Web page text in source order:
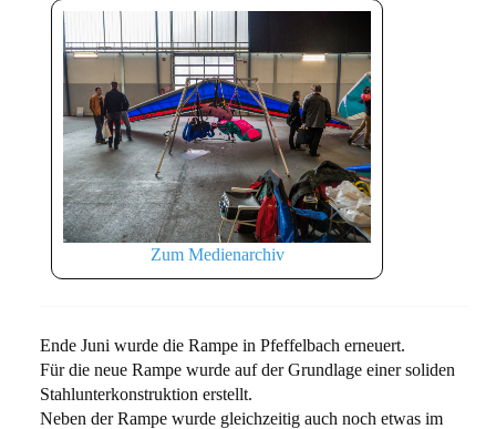
Zum Medienarchiv
Ende Juni wurde die Rampe in Pfeffelbach erneuert.
Für die neue Rampe wurde auf der Grundlage einer soliden
Stahlunterkonstruktion erstellt.
Neben der Rampe wurde gleichzeitig auch noch etwas im